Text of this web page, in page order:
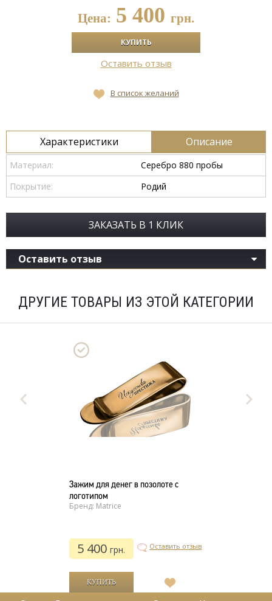
Цена: 5 400 грн.
Оставить отзыв
В список желаний
Характеристики Описание
Материал:
Серебро 880 пробы
Покрытие:
Родий
ЗАКАЗАТЬ В 1 КЛИК
Оставить отзыв
ДРУГИЕ ТОВАРЫ ИЗ ЭТОЙ КАТЕГОРИИ
Зажим для денег в позолоте с
логотипом
Бренд: Matrice
5 400грн. Оставить отзыв
В